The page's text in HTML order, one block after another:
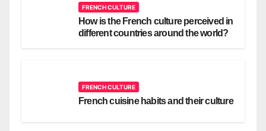
FRENCH CULTURE
How is the French culture perceived in
different countries around the world?
FRENCH CULTURE
French cuisine habits and their culture